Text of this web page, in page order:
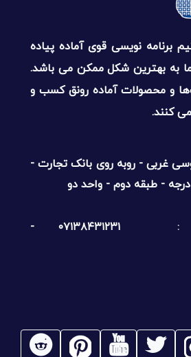
برنامه نویسی قوی آماده پیاده
به بهترین شکل ممکن می باشد.
و محصولات آماده رونق کسب و
کنند.
غربی - روبه روی بانک تجارت -
:
۰۷۱۳۸۴۳۱۲۳۱ -